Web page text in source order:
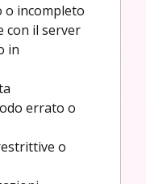
o incompleto
con il server
in
errato o
o